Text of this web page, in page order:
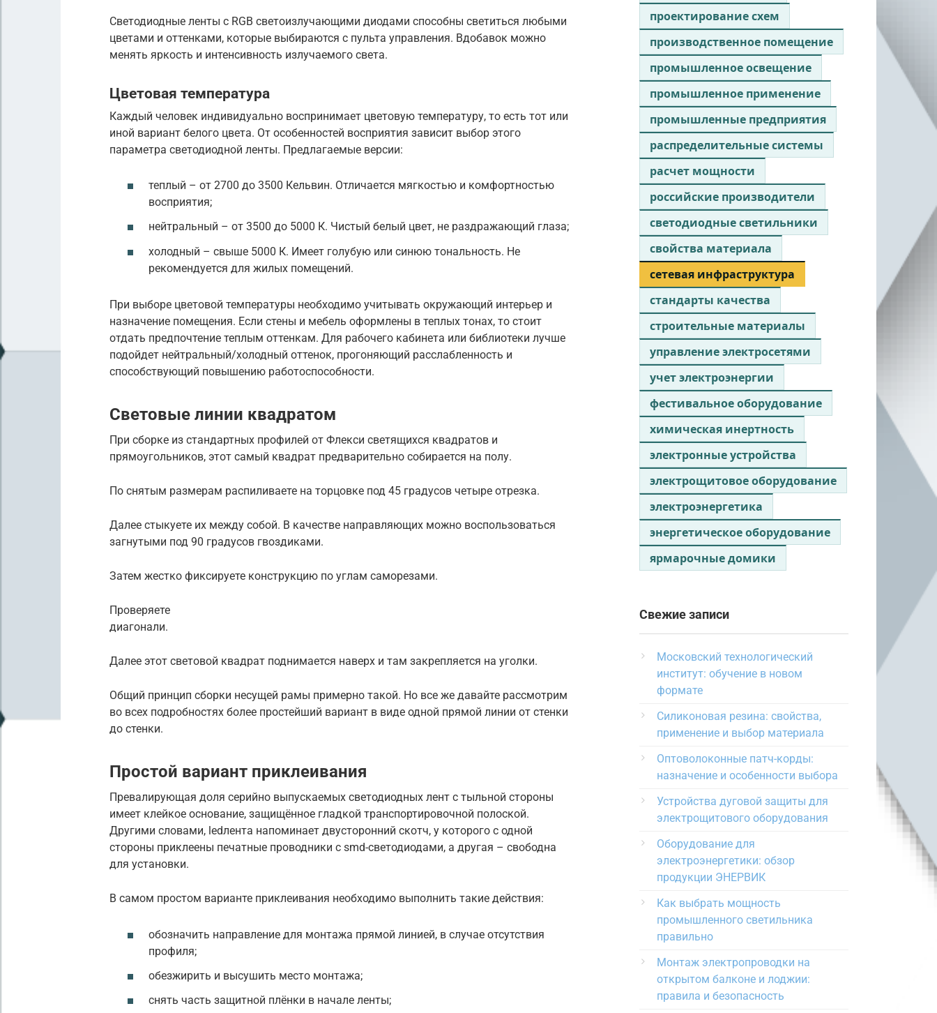
Светодиодные ленты с RGB светоизлучающими диодами способны светиться любыми
цветами и оттенками, которые выбираются с пульта управления. Вдобавок можно
менять яркость и интенсивность излучаемого света.
Цветовая температура
Каждый человек индивидуально воспринимает цветовую температуру, то есть тот или
иной вариант белого цвета. От особенностей восприятия зависит выбор этого
параметра светодиодной ленты. Предлагаемые версии:
теплый – от 2700 до 3500 Кельвин. Отличается мягкостью и комфортностью
восприятия;
нейтральный – от 3500 до 5000 К. Чистый белый цвет, не раздражающий глаза;
холодный – свыше 5000 К. Имеет голубую или синюю тональность. Не
рекомендуется для жилых помещений.
При выборе цветовой температуры необходимо учитывать окружающий интерьер и
назначение помещения. Если стены и мебель оформлены в теплых тонах, то стоит
отдать предпочтение теплым оттенкам. Для рабочего кабинета или библиотеки лучше
подойдет нейтральный/холодный оттенок, прогоняющий расслабленность и
способствующий повышению работоспособности.
Световые линии квадратом
При сборке из стандартных профилей от Флекси светящихся квадратов и
прямоугольников, этот самый квадрат предварительно собирается на полу.
По снятым размерам распиливаете на торцовке под 45 градусов четыре отрезка.
Далее стыкуете их между собой. В качестве направляющих можно воспользоваться
загнутыми под 90 градусов гвоздиками.
Затем жестко фиксируете конструкцию по углам саморезами.
Проверяете
диагонали.
Далее этот световой квадрат поднимается наверх и там закрепляется на уголки.
Общий принцип сборки несущей рамы примерно такой. Но все же давайте рассмотрим
во всех подробностях более простейший вариант в виде одной прямой линии от стенки
до стенки.
Простой вариант приклеивания
Превалирующая доля серийно выпускаемых светодиодных лент с тыльной стороны
имеет клейкое основание, защищённое гладкой транспортировочной полоской.
Другими словами, led­лента напоминает двусторонний скотч, у которого с одной
стороны приклеены печатные проводники с smd-светодиодами, а другая – свободна
для установки.
В самом простом варианте приклеивания необходимо выполнить такие действия:
обозначить направление для монтажа прямой линией, в случае отсутствия
профиля;
обезжирить и высушить место монтажа;
снять часть защитной плёнки в начале ленты;
проектирование схем
производственное помещение
промышленное освещение
промышленное применение
промышленные предприятия
распределительные системы
расчет мощности
российские производители
светодиодные светильники
свойства материала
сетевая инфраструктура
стандарты качества
строительные материалы
управление электросетями
учет электроэнергии
фестивальное оборудование
химическая инертность
электронные устройства
электрощитовое оборудование
электроэнергетика
энергетическое оборудование
ярмарочные домики
Свежие записи
Московский технологический
институт: обучение в новом
формате
Силиконовая резина: свойства,
применение и выбор материала
Оптоволоконные патч-корды:
назначение и особенности выбора
Устройства дуговой защиты для
электрощитового оборудования
Оборудование для
электроэнергетики: обзор
продукции ЭНЕРВИК
Как выбрать мощность
промышленного светильника
правильно
Монтаж электропроводки на
открытом балконе и лоджии:
правила и безопасность